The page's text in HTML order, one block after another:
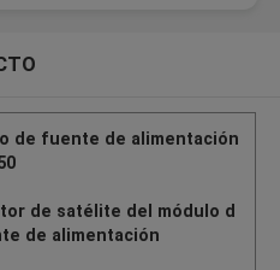
de fuente de alimentación
de satélite del módulo d
de alimentación